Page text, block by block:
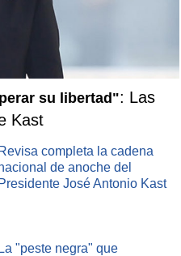
tuvo otras dos
del Sur) y el brasileño
Túnez ante Japón, el
su libertad": Las
Kast
Revisa completa la cadena
de anoche del
Presidente José Antonio Kast
La "peste negra" que